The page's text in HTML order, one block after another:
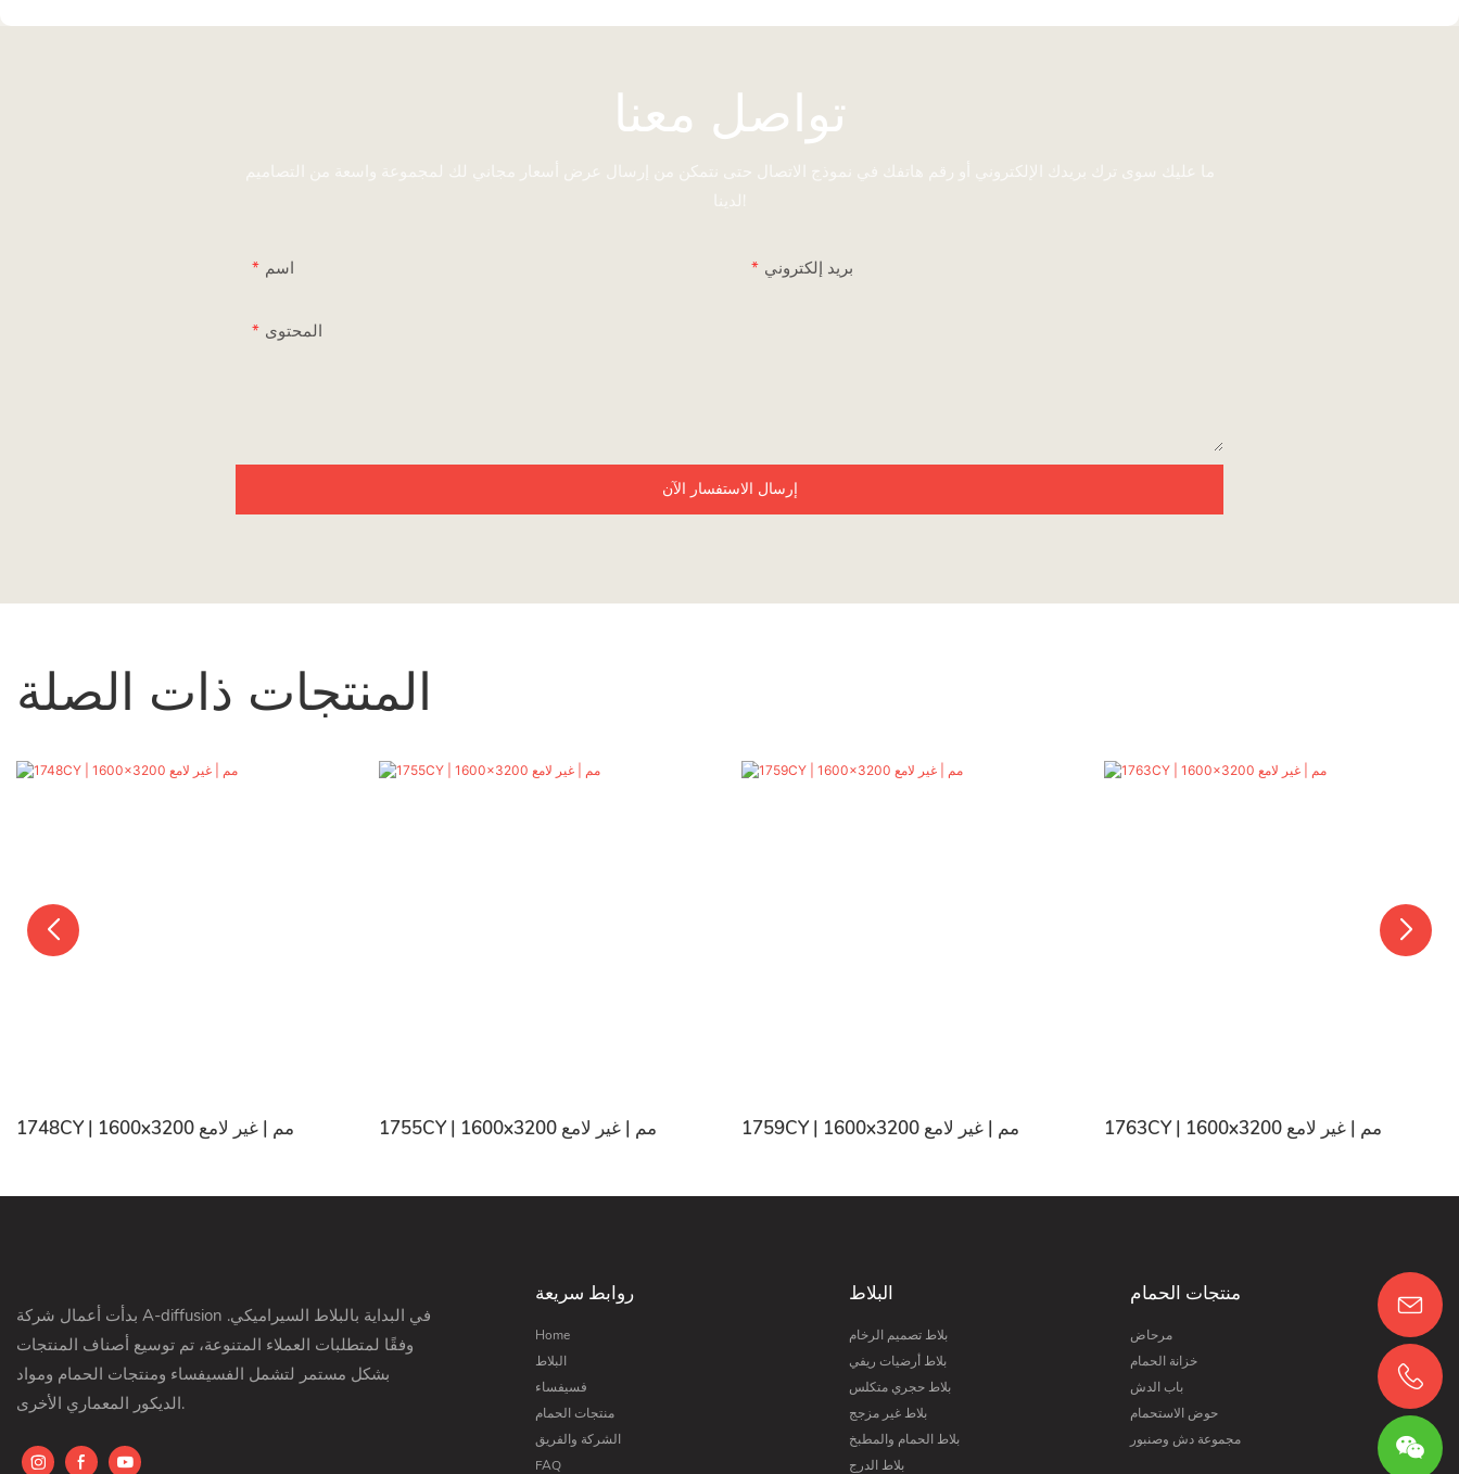
تواصل معنا
ما عليك سوى ترك بريدك الإلكتروني أو رقم هاتفك في نموذج الاتصال حتى نتمكن من إرسال عرض أسعار مجاني لك لمجموعة واسعة من التصاميم
لدينا!
اسم بريد إلكتروني
المحتوى
إرسال الاستفسار الآن
المنتجات ذات الصلة
1748CY | 1600x3200 مم | غير لامع 1755CY | 1600x3200 مم | غير لامع 1759CY | 1600x3200 مم | غير لامع 1763CY | 1600x3200 مم | غير لامع
بدأت أعمال شركة A-diffusion في البداية بالبلاط السيراميكي.
وفقًا لمتطلبات العملاء المتنوعة، تم توسيع أصناف المنتجات
بشكل مستمر لتشمل الفسيفساء ومنتجات الحمام ومواد
الديكور المعماري الأخرى.
روابط سريعة
Home
البلاط
فسيفساء
منتجات الحمام
الشركة والفريق
FAQ
البلاط
بلاط تصميم الرخام
بلاط أرضيات ريفي
بلاط حجري متكلس
بلاط غير مزجج
بلاط الحمام والمطبخ
بلاط الدرج
منتجات الحمام
مرحاض
خزانة الحمام
باب الدش
حوض الاستحمام
مجموعة دش وصنبور